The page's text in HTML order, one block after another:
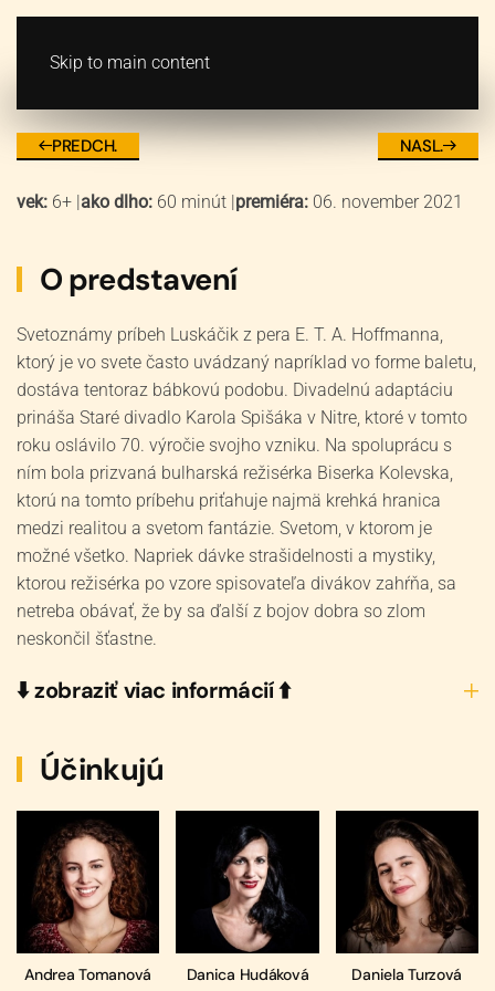
Skip to main content
PREDCH. NASL.
vek: 6+ |ako dlho: 60 minút |premiéra: 06. november 2021
O predstavení
Svetoznámy príbeh Luskáčik z pera E. T. A. Hoffmanna,
ktorý je vo svete často uvádzaný napríklad vo forme baletu,
dostáva tentoraz bábkovú podobu. Divadelnú adaptáciu
prináša Staré divadlo Karola Spišáka v Nitre, ktoré v tomto
roku oslávilo 70. výročie svojho vzniku. Na spoluprácu s
ním bola prizvaná bulharská režisérka Biserka Kolevska,
ktorú na tomto príbehu priťahuje najmä krehká hranica
medzi realitou a svetom fantázie. Svetom, v ktorom je
možné všetko. Napriek dávke strašidelnosti a mystiky,
ktorou režisérka po vzore spisovateľa divákov zahŕňa, sa
netreba obávať, že by sa ďalší z bojov dobra so zlom
neskončil šťastne.
⬇️ zobraziť viac informácií ⬆️
Účinkujú
Andrea Tomanová Danica Hudáková Daniela Turzová